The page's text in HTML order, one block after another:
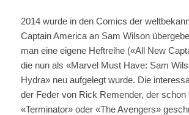
2014 wurde in den Comics der
Captain America an Sam Wilson
man eine eigene Heftreihe («All New
die nun als «Marvel Must Have: Sam
Hydra» neu aufgelegt wurde. Die
der Feder von Rick Remender, der
«Terminator» oder «The Avengers»